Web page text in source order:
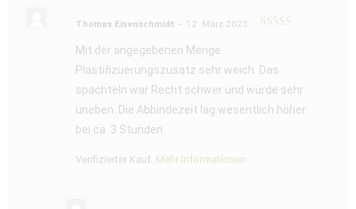
Thomas Eisenschmidt – 12. März 2023
Mit der angegebenen Menge
Plastifizuerungszusatz sehr weich. Das
spachteln war Recht schwer und würde sehr
uneben. Die Abbindezeit lag wesentlich höher
bei ca. 3 Stunden
Verifizierter Kauf. Mehr Informationen